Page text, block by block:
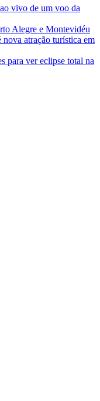
vivo de um voo da
Alegre e Montevidéu
atração turística em
para ver eclipse total na